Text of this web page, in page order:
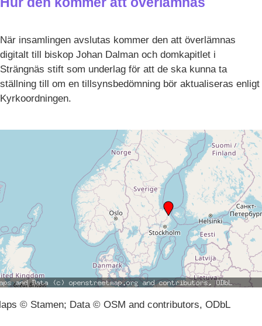
När insamlingen avslutas kommer den att överlämnas
digitalt till biskop Johan Dalman och domkapitlet i
Strängnäs stift som underlag för att de ska kunna ta
ställning till om en tillsynsbedömning bör aktualiseras enligt
Kyrkoordningen.
© Stamen; Data © OSM and contributors, ODbL